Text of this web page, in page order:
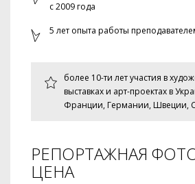
с 2009 года
5 лет опыта работы
более 10-ти лет участия в
выставках и арт-проектах в
Франции, Германии, Швеции,
РЕПОРТАЖНАЯ
ЦЕНА